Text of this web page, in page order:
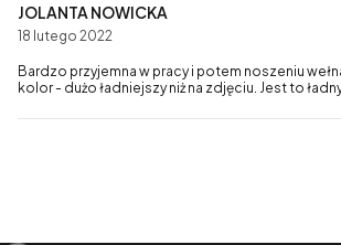
JOLANTA NOWICKA
18 lutego 2022
Bardzo przyjemna w pracy i potem noszeniu
kolor - dużo ładniejszy niż na zdjęciu. Jest to